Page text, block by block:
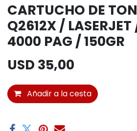
CARTUCHO DE
Q2612X /
4000 PAG / 150GR
USD 35,00
Añadir a la cesta